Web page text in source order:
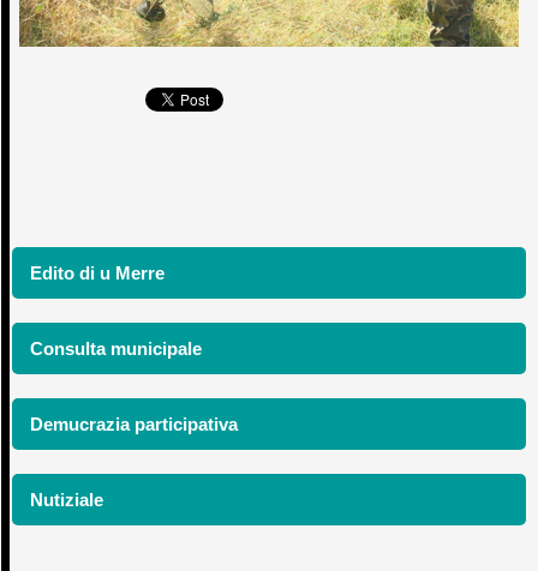
Edito di u Merre
Consulta municipale
Demucrazia participativa
Nutiziale